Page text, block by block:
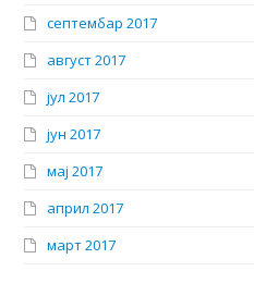
септембар 2017
август 2017
јул 2017
јун 2017
мај 2017
април 2017
март 2017